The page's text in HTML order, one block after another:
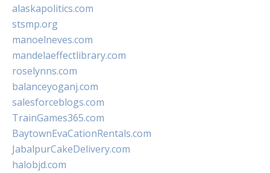
alaskapolitics.com
stsmp.org
manoelneves.com
mandelaeffectlibrary.com
roselynns.com
balanceyoganj.com
salesforceblogs.com
TrainGames365.com
BaytownEvaCationRentals.com
JabalpurCakeDelivery.com
halobjd.com